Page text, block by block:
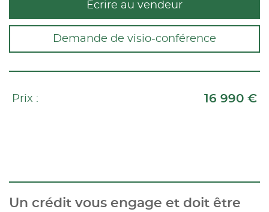
Écrire au vendeur
Demande de visio-conférence
Prix : 16 990 €
Un crédit vous engage et doit être